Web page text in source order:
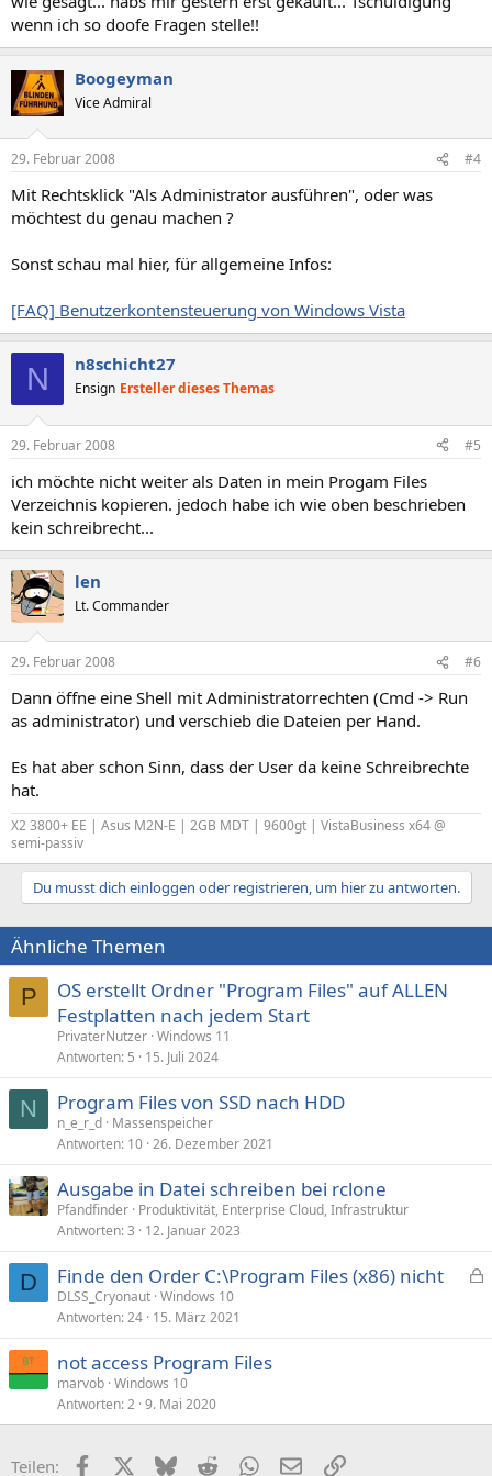
wenn ich so doofe Fragen stelle!!
Boogeyman
Vice Admiral
29. Februar 2008 #4
Mit Rechtsklick "Als Administrator ausführen", oder was
möchtest du genau machen ?
Sonst schau mal hier, für allgemeine Infos:
[FAQ] Benutzerkontensteuerung von Windows Vista
N n8schicht27
Ensign Ersteller dieses Themas
29. Februar 2008 #5
ich möchte nicht weiter als Daten in mein Progam Files
Verzeichnis kopieren. jedoch habe ich wie oben beschrieben
kein schreibrecht...
len
Lt. Commander
29. Februar 2008 #6
Dann öffne eine Shell mit Administratorrechten (Cmd -> Run
as administrator) und verschieb die Dateien per Hand.
Es hat aber schon Sinn, dass der User da keine Schreibrechte
hat.
X2 3800+ EE | Asus M2N-E | 2GB MDT | 9600gt | VistaBusiness x64 @
semi-passiv
Du musst dich einloggen oder registrieren, um hier zu antworten.
Ähnliche Themen
P
OS erstellt Ordner "Program Files" auf ALLEN
Festplatten nach jedem Start
PrivaterNutzer Windows 11
Antworten 5 15. Juli 2024
N Program Files von SSD nach HDD
n_e_r_d Massenspeicher
Antworten 10 26. Dezember 2021
Ausgabe in Datei schreiben bei rclone
Pfandfinder Produktivität, Enterprise Cloud, Infrastruktur
Antworten 3 12. Januar 2023
D
p
Finde den Order C:\Program Files (x86) nicht
DLSS_Cryonaut Windows 10
Antworten 24 15. März 2021
not access Program Files
marvob Windows 10
Antworten 2 9. Mai 2020
Teilen: FacebookX (Twitter)
BlueskyRedditWhatsApp
E-MailLink